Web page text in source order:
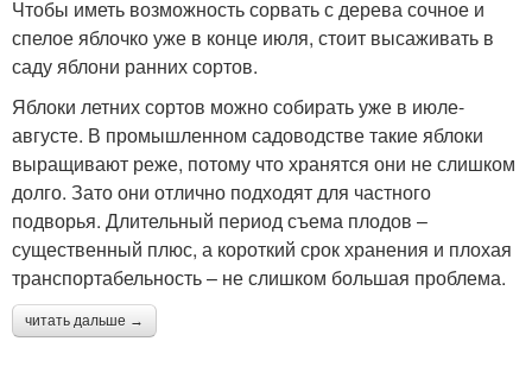
Чтобы иметь возможность сорвать с дерева сочное и
спелое яблочко уже в конце июля, стоит высаживать в
саду яблони ранних сортов.
Яблоки летних сортов можно собирать уже в июле-
августе. В промышленном садоводстве такие яблоки
выращивают реже, потому что хранятся они не слишком
долго. Зато они отлично подходят для частного
подворья. Длительный период съема плодов –
существенный плюс, а короткий срок хранения и плохая
транспортабельность – не слишком большая проблема.
читать дальше →